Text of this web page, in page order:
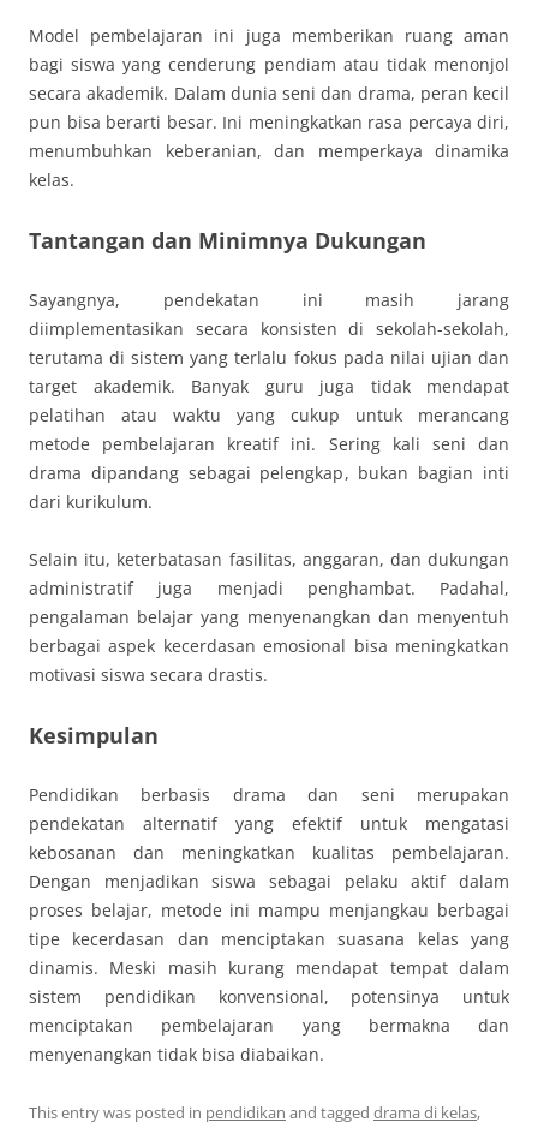
Model pembelajaran ini juga memberikan ruang aman
bagi siswa yang cenderung pendiam atau tidak menonjol
secara akademik. Dalam dunia seni dan drama, peran kecil
pun bisa berarti besar. Ini meningkatkan rasa percaya diri,
menumbuhkan keberanian, dan memperkaya dinamika
kelas.
Tantangan dan Minimnya Dukungan
Sayangnya, pendekatan ini masih jarang
diimplementasikan secara konsisten di sekolah-sekolah,
terutama di sistem yang terlalu fokus pada nilai ujian dan
target akademik. Banyak guru juga tidak mendapat
pelatihan atau waktu yang cukup untuk merancang
metode pembelajaran kreatif ini. Sering kali seni dan
drama dipandang sebagai pelengkap, bukan bagian inti
dari kurikulum.
Selain itu, keterbatasan fasilitas, anggaran, dan dukungan
administratif juga menjadi penghambat. Padahal,
pengalaman belajar yang menyenangkan dan menyentuh
berbagai aspek kecerdasan emosional bisa meningkatkan
motivasi siswa secara drastis.
Kesimpulan
Pendidikan berbasis drama dan seni merupakan
pendekatan alternatif yang efektif untuk mengatasi
kebosanan dan meningkatkan kualitas pembelajaran.
Dengan menjadikan siswa sebagai pelaku aktif dalam
proses belajar, metode ini mampu menjangkau berbagai
tipe kecerdasan dan menciptakan suasana kelas yang
dinamis. Meski masih kurang mendapat tempat dalam
sistem pendidikan konvensional, potensinya untuk
menciptakan pembelajaran yang bermakna dan
menyenangkan tidak bisa diabaikan.
This entry was posted in pendidikan and tagged drama di kelas,